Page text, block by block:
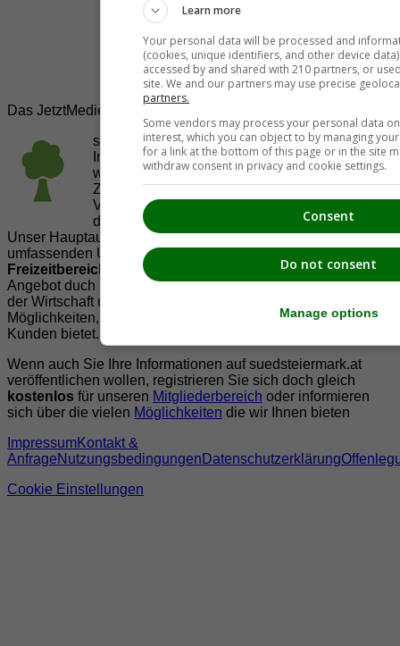
Das JetztMedien.com Medien Netzwerk
suedsteiermark.at ist eine von vielen
Internetadressen derJetztMedien.com Medien,
welche es sich zur Aufgabe gemacht hat, in
Zusammenarbeit mit regionalen Firmen,
Vereinen und Institutionen die
der Region Südsteiermark zu präsentieren.
Unser Hauptaugenmerk liegt dabei, der Bevölkerung einen
umfassenden Überblick der Möglichkeiten im
Freizeitbereich
zu vermittelt. Abgerundet wird dieses
Angebot duch Informationen zur regionalenGastronomie,
der Wirtschaft und der Präsentation der zahlreichen
Möglichkeiten, welche die
regionale Wirtschaftihren
Kunden bietet.
Wenn auch Sie Ihre Informationen auf suedsteiermark.at
veröffentlichen wollen, registrieren Sie sich doch gleich
kostenlos für unseren Mitgliederbereich oder informieren
sich über die vielen Möglichkeiten die wir Ihnen bieten
ImpressumKontakt &
AnfrageNutzungsbedingungen Datenschutzerklärung
Cookie Einstellungen
Learn more
Your personal data will be processed and
(cookies, unique identifiers, and other device
accessed by and shared with 210 partners, or
site. We and our partners may use precise
partners.
Some vendors may process your personal data
interest, which you can object to by managing
for a link at the bottom of this page or in the site
withdraw consent in privacy and cookie settings.
Consent
Do not consent
Manage options